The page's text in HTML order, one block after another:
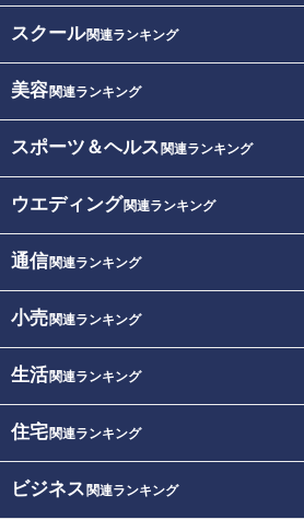
スクール関連ランキング
美容関連ランキング
スポーツ＆ヘルス 関連ランキング
ウエディング関連ランキング
通信関連ランキング
小売関連ランキング
生活関連ランキング
住宅関連ランキング
ビジネス 関連ランキング